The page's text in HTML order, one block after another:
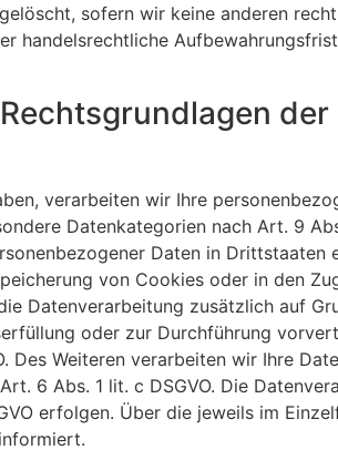
sofern wir keine anderen
handelsrechtliche
verarbeiten wir Ihre
Datenkategorien nach Art. 9
Daten in
von Cookies oder in den
Datenverarbeitung zusätzlich auf
oder zur Durchführung
Des Weiteren verarbeiten wir Ihre
6 Abs. 1 lit. c DSGVO. Die
erfolgen. Über die jeweils im